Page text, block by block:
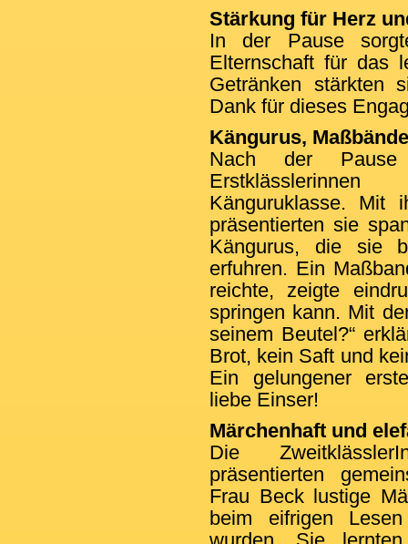
Stärkung für Herz
In der Pause
Elternschaft für das
Getränken stärkten
Dank für dieses
Kängurus,
Nach der
Känguruklasse. Mit
präsentierten sie
Kängurus, die sie
erfuhren. Ein
reichte, zeigte
springen kann. Mit
seinem Beutel?“
Brot, kein Saft und
Ein gelungener
liebe Einser!
Märchenhaft und
Die
präsentierten
Frau Beck lustige
beim eifrigen